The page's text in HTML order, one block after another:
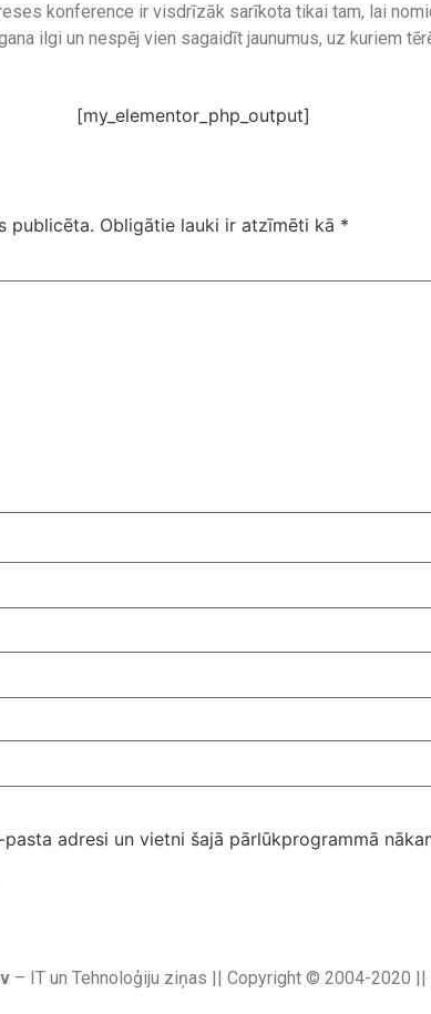
konference ir visdrīzāk sarīkota tikai tam, lai
ilgi un nespēj vien sagaidīt jaunumus, uz kuriem
[my_elementor_php_output]
publicēta. Obligātie lauki ir atzīmēti kā *
adresi un vietni šajā pārlūkprogrammā
– IT un Tehnoloģiju ziņas || Copyright © 2004-2020 ||